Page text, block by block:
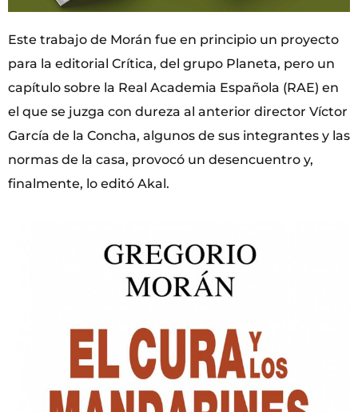
Este trabajo de Morán fue en principio un proyecto
para la editorial Crítica, del grupo Planeta, pero un
capítulo sobre la Real Academia Española (RAE) en
el que se juzga con dureza al anterior director Víctor
García de la Concha, algunos de sus integrantes y las
normas de la casa, provocó un desencuentro y,
finalmente, lo editó Akal.